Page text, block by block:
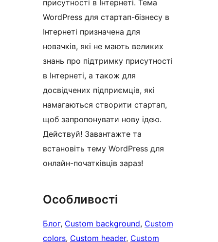
присутності в Інтернеті. Тема
WordPress для стартап-бізнесу в
Інтернеті призначена для
новачків, які не мають великих
знань про підтримку присутності
в Інтернеті, а також для
досвідчених підприємців, які
намагаються створити стартап,
щоб запропонувати нову ідею.
Действуй! Завантажте та
встановіть тему WordPress для
онлайн-початківців зараз!
Особливості
Блог, Custom background, Custom
colors, Custom header, Custom